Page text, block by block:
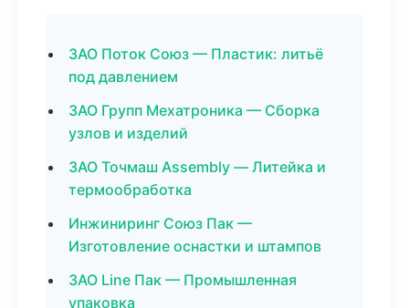
ЗАО Поток Союз — Пластик: литьё
под давлением
ЗАО Групп Мехатроника — Сборка
узлов и изделий
ЗАО Точмаш Assembly — Литейка и
термообработка
Инжиниринг Союз Пак —
Изготовление оснастки и штампов
ЗАО Line Пак — Промышленная
упаковка